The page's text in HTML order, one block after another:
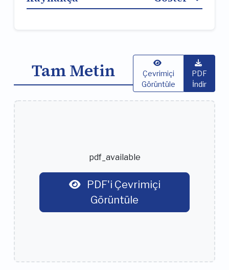
Tam Metin
Çevrimiçi
Görüntüle
PDF
İndir
pdf_available
Görüntüle